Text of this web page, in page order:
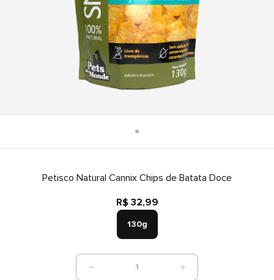
Petisco Natural Cannix Chips de Batata Doce
R$ 32,99
130g
1